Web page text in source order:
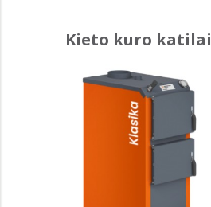
Kieto kuro katilai